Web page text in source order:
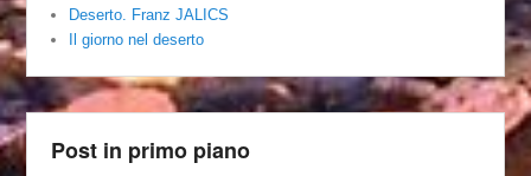
Deserto. Franz JALICS
Il giorno nel deserto
Post in primo piano